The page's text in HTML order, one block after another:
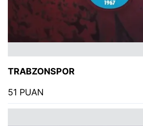
TRABZONSPOR
51 PUAN